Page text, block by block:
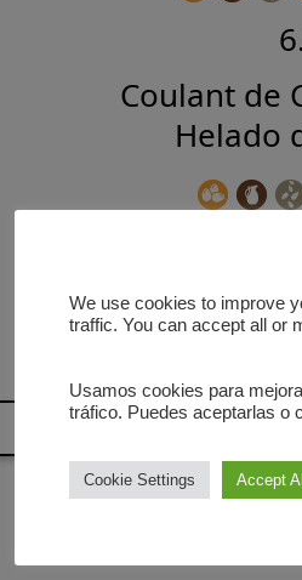
Coulant de
Helado
⬅️
We use cookies to improve
traffic. You can accept all or
Usamos cookies para
tráfico. Puedes aceptarlas o
Cookie Settings Accept All